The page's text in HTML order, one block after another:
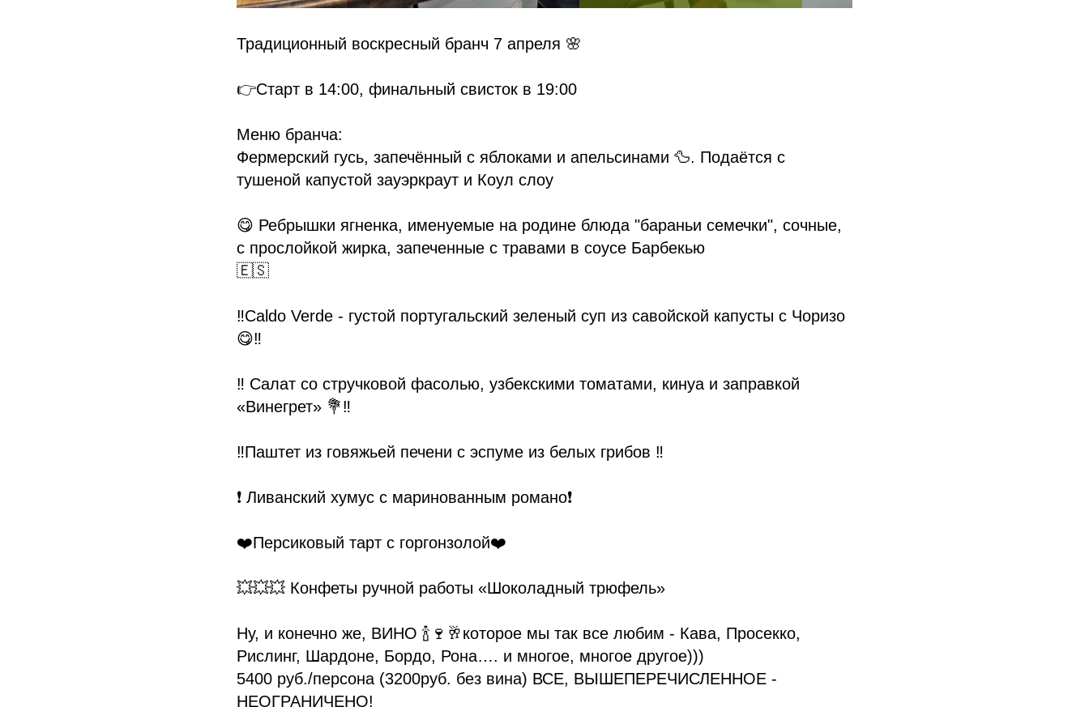
Традиционный воскресный бранч 7 апреля 🌸
👉Старт в 14:00, финальный свисток в 19:00
Меню бранча:
Фермерский гусь, запечённый с яблоками и апельсинами 🦆. Подаётся с
тушеной капустой зауэркраут и Коул слоу
😋 Ребрышки ягненка, именуемые на родине блюда "бараньи семечки", сочные,
с прослойкой жирка, запеченные с травами в соусе Барбекью
🇪🇸
‼️Caldo Verde - густой португальский зеленый суп из савойской капусты с Чоризо
😋‼️
‼️ Салат со стручковой фасолью, узбекскими томатами, кинуа и заправкой
«Винегрет» 💐‼️
‼️Паштет из говяжьей печени с эспуме из белых грибов ‼️
❗️ Ливанский хумус с маринованным романо❗️
❤️Персиковый тарт с горгонзолой❤️
💥💥💥 Конфеты ручной работы «Шоколадный трюфель»
Ну, и конечно же, ВИНО 🍾🍷🥂которое мы так все любим - Кава, Просекко,
Рислинг, Шардоне, Бордо, Рона…. и многое, многое другое)))
5400 руб./персона (3200руб. без вина) ВСЕ, ВЫШЕПЕРЕЧИСЛЕННОЕ -
НЕОГРАНИЧЕНО!